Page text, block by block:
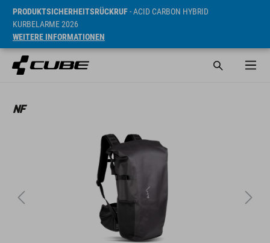
PRODUKTSICHERHEITSRÜCKRUF- ACID CARBON HYBRID
KURBELARME 2026
WEITERE INFORMATIONEN